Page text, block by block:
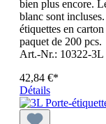
bien plus encore.
blanc sont
étiquettes en
paquet de 200 pcs.
Art.-Nr.: 10322-3L
42,84 €*
Détails